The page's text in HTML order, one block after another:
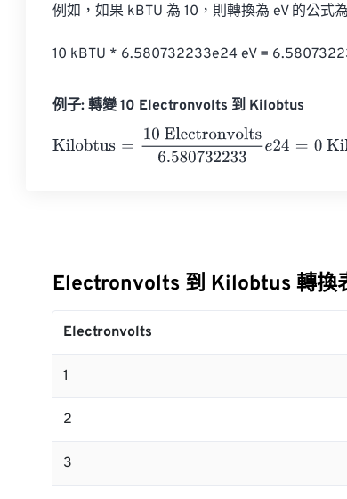
例如，如果 kBTU 為 10，則轉換為 eV 的公式為
10 kBTU * 6.580732233e24 eV =
例子: 轉變 10 Electronvolts 到 Kilobtus
Kilobtus
10 Electronvolts6.580732233 24=0
Electronvolts 到 Kilobtus 轉換
Electronvolts
1
2
3